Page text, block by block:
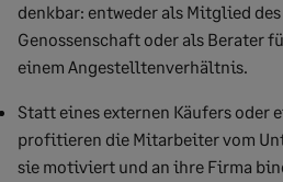
denkbar: entweder als Mitglied
Genossenschaft oder als Berater
einem Angestelltenverhältnis.
Statt eines externen Käufers oder
profitieren die Mitarbeiter vom
sie motiviert und an ihre Firma